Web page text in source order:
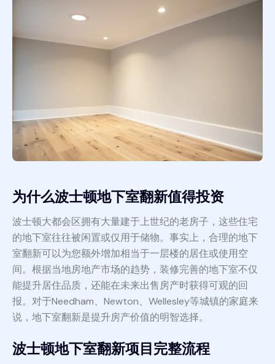
为什么波士顿地下室翻新值得投资
波士顿大都会区拥有大量建于上世纪的老房子，这些住宅
的地下室往往被闲置或仅用于储物。事实上，合理的地下
室翻新可以为您额外增加相当于一层楼的居住或使用空
间。根据当地房地产市场的趋势，装修完善的地下室不仅
能提升居住品质，还能在未来出售房产时获得可观的回
报。对于Needham、Newton、Wellesley等城镇的家庭来
说，地下室翻新是提升房产价值的明智选择。
波士顿地下室翻新项目完整流程